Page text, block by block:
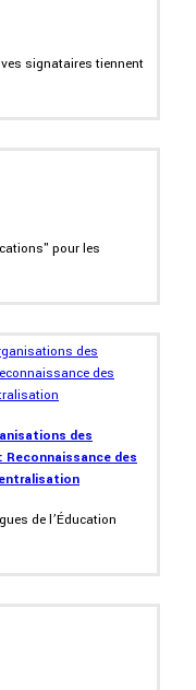
signataires tiennent
pour les
des
Reconnaissance des
de l’Éducation